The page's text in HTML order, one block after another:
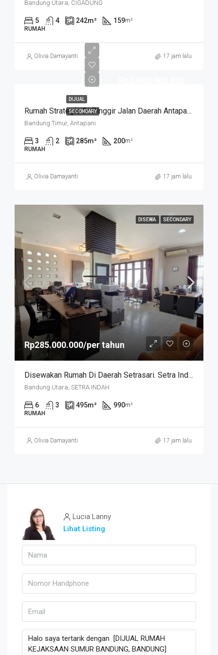
Bandung Utara, CIGADUNG
5 4 242m² 159m²
RUMAH
Olivia Damayanti 17 jam lalu
DIJUAL
SECONDARY Rumah Strategis Di Pinggir Jalan Daerah Antapani . Cocok Untuk Usaha. SUKANEGARA
Bandung Timur, Antapani
3 2 285m² 200m²
RUMAH
Olivia Damayanti 17 jam lalu
DISEWA SECONDARY
Rp285.000.000/per tahun
Disewakan Rumah Di Daerah Setrasari. Setra Indah
Bandung Utara, SETRA INDAH
6 3 495m² 990m²
RUMAH
Olivia Damayanti 17 jam lalu
Lucia Lanny
Lihat Listing